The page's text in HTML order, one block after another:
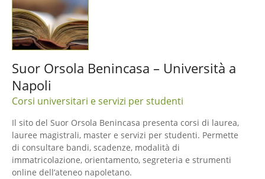
Suor Orsola Benincasa – Università a
Napoli
Corsi universitari e servizi per studenti
Il sito del Suor Orsola Benincasa presenta corsi di laurea,
lauree magistrali, master e servizi per studenti. Permette
di consultare bandi, scadenze, modalità di
immatricolazione, orientamento, segreteria e strumenti
online dell’ateneo napoletano.